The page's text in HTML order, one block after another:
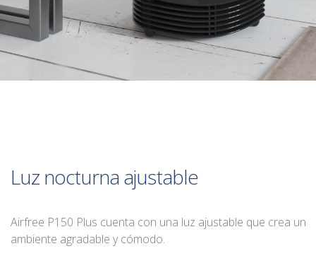
Luz nocturna ajustable
Airfree P150 Plus cuenta con una luz ajustable que crea un
ambiente agradable y cómodo.